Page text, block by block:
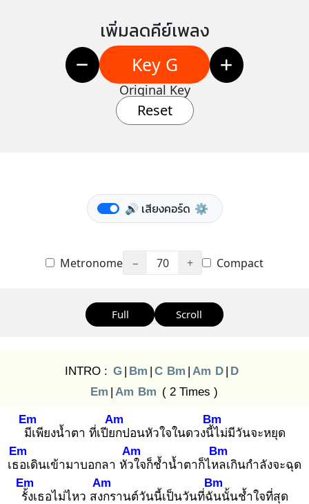
เพิ่มลดคีย์เพลง
Key G
Original Key
Reset
🔊 เสียงคอร์ด ⚙️
Metronome − 70 + Compact
Full Scroll
INTRO : G | Bm | C Bm | Am D | D
Em | Am Bm ( 2 Times )
มีเ
Em
พียงน้ำตา ที่เปียก
Am
ปอนหัวใจในดวงนี้ไ
Bm
ม่มีวันจะหยุด
เธอ
Em
เดินเข้ามาบอกลา หัวใ
Am
จก็ช้ำน้ำตาก็ไหล
Bm
เกินกำลังจะฉุด
รั้ง
Em
เธอไม่ไหว สงก
Am
รานต์วันนี้เป็นวันที่ฉัน
Bm
นั้นช้ำใจที่สุด